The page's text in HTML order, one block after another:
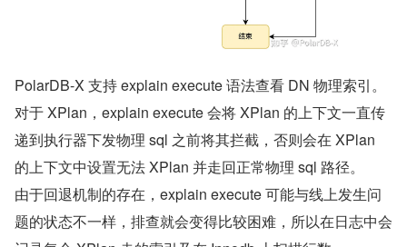
PolarDB-X 支持 explain execute 语法查看 DN 物理索引。
对于 XPlan，explain execute 会将 XPlan 的上下文一直传
递到执行器下发物理 sql 之前将其拦截，否则会在 XPlan
的上下文中设置无法 XPlan 并走回正常物理 sql 路径。
由于回退机制的存在，explain execute 可能与线上发生问
题的状态不一样，排查就会变得比较困难，所以在日志中会